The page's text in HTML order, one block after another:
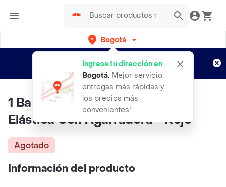
Bogotá
Ingresa tu dirección en
Bogotá. Mejor servicio,
entregas más rápidas y
los precios más
convenientes!
envíos gratis por semanas
Aplican TyC
1 Banda De Resistencia Tubular
Elástica Con Agarradera - Rojo
Agotado
Información del producto